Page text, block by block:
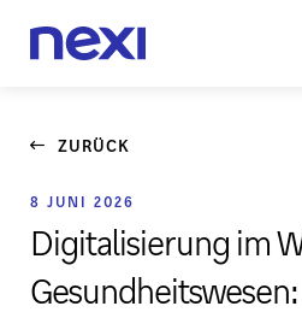
ZURÜCK
8 JUNI 2026
Digitalisierung im